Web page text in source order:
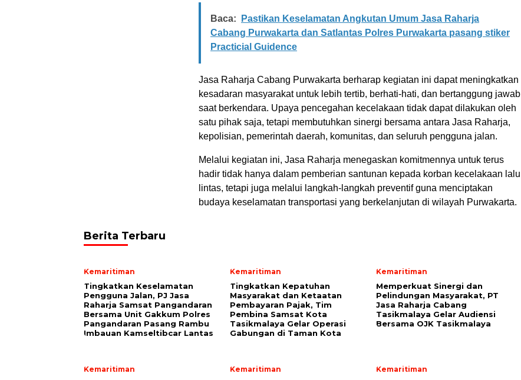
Baca:
Pastikan Keselamatan Angkutan Umum Jasa Raharja
Cabang Purwakarta dan Satlantas Polres Purwakarta pasang stiker
Practicial Guidence
Jasa Raharja Cabang Purwakarta berharap kegiatan ini dapat meningkatkan
kesadaran masyarakat untuk lebih tertib, berhati-hati, dan bertanggung jawab
saat berkendara. Upaya pencegahan kecelakaan tidak dapat dilakukan oleh
satu pihak saja, tetapi membutuhkan sinergi bersama antara Jasa Raharja,
kepolisian, pemerintah daerah, komunitas, dan seluruh pengguna jalan.
Melalui kegiatan ini, Jasa Raharja menegaskan komitmennya untuk terus
hadir tidak hanya dalam pemberian santunan kepada korban kecelakaan lalu
lintas, tetapi juga melalui langkah-langkah preventif guna menciptakan
budaya keselamatan transportasi yang berkelanjutan di wilayah Purwakarta.
Berita Terbaru
Kemaritiman
Tingkatkan Keselamatan
Pengguna Jalan, PJ Jasa
Raharja Samsat Pangandaran
Bersama Unit Gakkum Polres
Pangandaran Pasang Rambu
Imbauan Kamseltibcar Lantas
Kemaritiman
Tingkatkan Kepatuhan
Masyarakat dan Ketaatan
Pembayaran Pajak, Tim
Pembina Samsat Kota
Tasikmalaya Gelar Operasi
Gabungan di Taman Kota
Kemaritiman
Memperkuat Sinergi dan
Pelindungan Masyarakat, PT
Jasa Raharja Cabang
Tasikmalaya Gelar Audiensi
Bersama OJK Tasikmalaya
Kemaritiman Kemaritiman Kemaritiman